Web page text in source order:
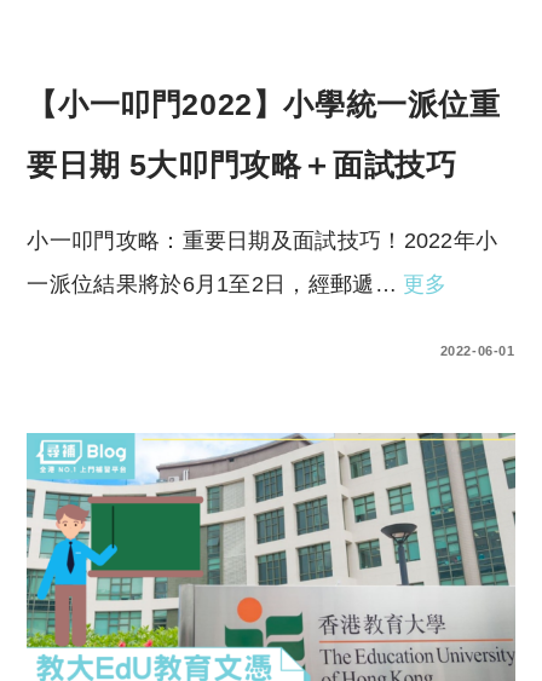
【小一叩門2022】小學統一派位重
要日期 5大叩門攻略＋面試技巧
小一叩門攻略：重要日期及面試技巧！2022年小
一派位結果將於6月1至2日，經郵遞… 更多
2022-06-01